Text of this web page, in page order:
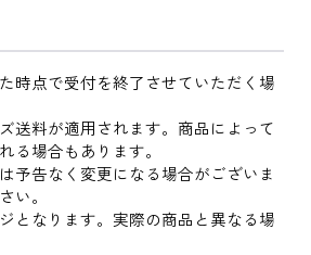
時点で受付を終了させていただく場
送料が適用されます。商品によって
る場合もあります。
予告なく変更になる場合がございま
い。
となります。実際の商品と異なる場